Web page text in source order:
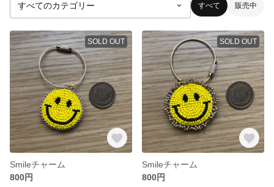
すべて 販売中
SOLD OUT
Smileチャーム
800円
SOLD OUT
Smileチャーム
800円